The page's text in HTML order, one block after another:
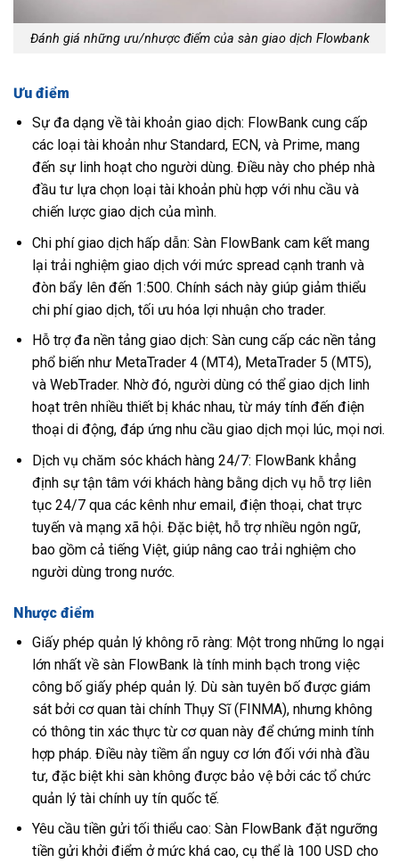
Đánh giá những ưu/nhược điểm của sàn giao dịch Flowbank
Ưu điểm
Sự đa dạng về tài khoản giao dịch: FlowBank cung cấp
các loại tài khoản như Standard, ECN, và Prime, mang
đến sự linh hoạt cho người dùng. Điều này cho phép nhà
đầu tư lựa chọn loại tài khoản phù hợp với nhu cầu và
chiến lược giao dịch của mình.
Chi phí giao dịch hấp dẫn: Sàn FlowBank cam kết mang
lại trải nghiệm giao dịch với mức spread cạnh tranh và
đòn bẩy lên đến 1:500. Chính sách này giúp giảm thiểu
chi phí giao dịch, tối ưu hóa lợi nhuận cho trader.
Hỗ trợ đa nền tảng giao dịch: Sàn cung cấp các nền tảng
phổ biến như MetaTrader 4 (MT4), MetaTrader 5 (MT5),
và WebTrader. Nhờ đó, người dùng có thể giao dịch linh
hoạt trên nhiều thiết bị khác nhau, từ máy tính đến điện
thoại di động, đáp ứng nhu cầu giao dịch mọi lúc, mọi nơi.
Dịch vụ chăm sóc khách hàng 24/7: FlowBank khẳng
định sự tận tâm với khách hàng bằng dịch vụ hỗ trợ liên
tục 24/7 qua các kênh như email, điện thoại, chat trực
tuyến và mạng xã hội. Đặc biệt, hỗ trợ nhiều ngôn ngữ,
bao gồm cả tiếng Việt, giúp nâng cao trải nghiệm cho
người dùng trong nước.
Nhược điểm
Giấy phép quản lý không rõ ràng: Một trong những lo ngại
lớn nhất về sàn FlowBank là tính minh bạch trong việc
công bố giấy phép quản lý. Dù sàn tuyên bố được giám
sát bởi cơ quan tài chính Thụy Sĩ (FINMA), nhưng không
có thông tin xác thực từ cơ quan này để chứng minh tính
hợp pháp. Điều này tiềm ẩn nguy cơ lớn đối với nhà đầu
tư, đặc biệt khi sàn không được bảo vệ bởi các tổ chức
quản lý tài chính uy tín quốc tế.
Yêu cầu tiền gửi tối thiểu cao: Sàn FlowBank đặt ngưỡng
tiền gửi khởi điểm ở mức khá cao, cụ thể là 100 USD cho